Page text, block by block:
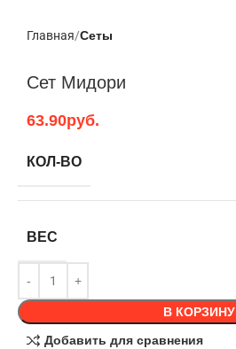
Главная Сеты
Сет Мидори
63.90руб.
КОЛ-ВО
ВЕС
В КОРЗИНУ
Добавить для сравнения